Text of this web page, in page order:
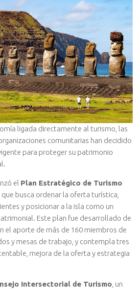
ligada directamente al turismo, las
comunitarias han decidido
para proteger su patrimonio
el Plan Estratégico de Turismo
que busca ordenar la oferta turística,
y posicionar a la isla como un
Este plan fue desarrollado de
el aporte de más de 160 miembros de
y mesas de trabajo, y contempla tres
mejora de la oferta y estrategia
Intersectorial de Turismo , un